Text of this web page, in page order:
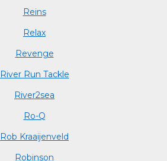
Reins
Relax
Revenge
River Run Tackle
River2sea
Ro-Q
Rob Kraaijenveld
Robinson